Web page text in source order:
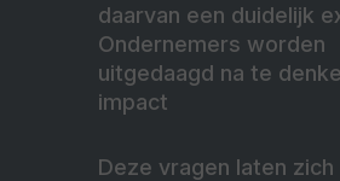
daarvan een duidelijk
Ondernemers worden
uitgedaagd na te
impact
Deze vragen laten